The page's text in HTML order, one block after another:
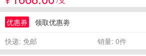
优惠券 领取优惠劵
快递: 免邮 销量: 0件